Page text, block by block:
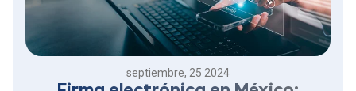
septiembre, 25 2024